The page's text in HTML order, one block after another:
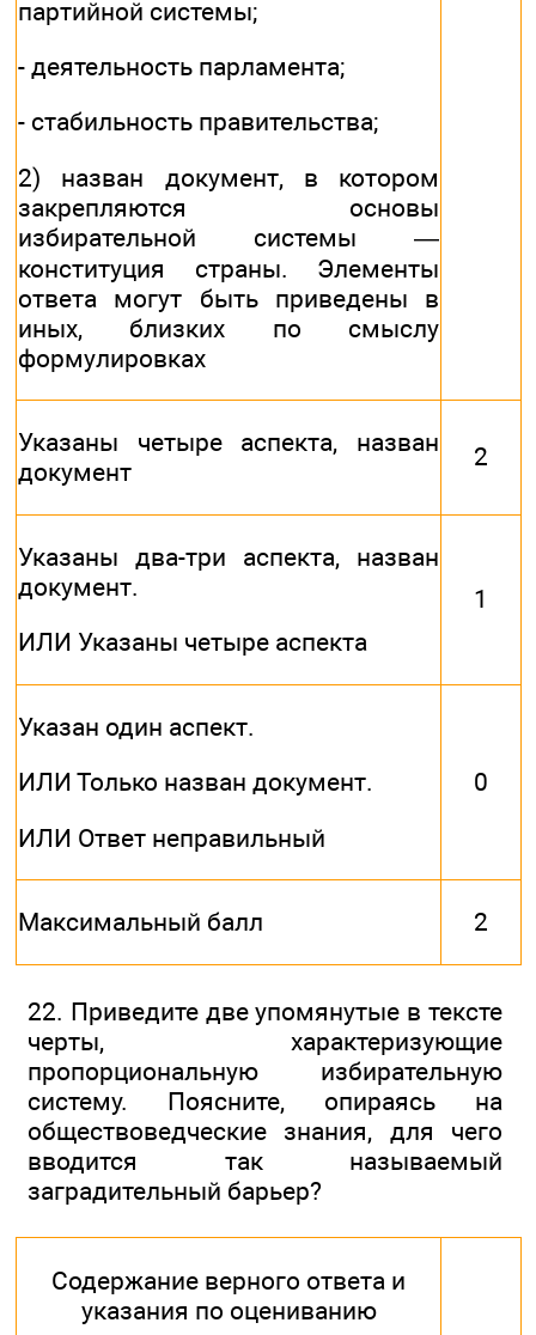
партийной системы;
- деятельность парламента;
- стабильность правительства;
2) назван документ, в котором
закрепляются основы
избирательной системы —
конституция страны. Элементы
ответа могут быть приведены в
иных, близких по смыслу
формулировках
Указаны четыре аспекта, назван
документ
2
Указаны два-три аспекта, назван
документ.
ИЛИ Указаны четыре аспекта
1
Указан один аспект.
ИЛИ Только назван документ.
ИЛИ Ответ неправильный
0
Максимальный балл 2
22. Приведите две упомянутые в тексте
черты, характеризующие
пропорциональную избирательную
систему. Поясните, опираясь на
обществоведческие знания, для чего
вводится так называемый
заградительный барьер?
Содержание верного ответа и
указания по оцениванию